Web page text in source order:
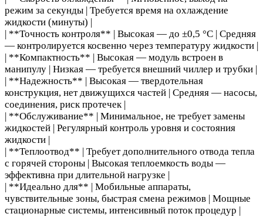
режим за секунды | Требуется время на охлаждение
жидкости (минуты) |
| **Точность контроля** | Высокая — до ±0,5 °C | Средняя
— контролируется косвенно через температуру жидкости |
| **Компактность** | Высокая — модуль встроен в
манипулу | Низкая — требуется внешний чиллер и трубки |
| **Надежность** | Высокая — твердотельная
конструкция, нет движущихся частей | Средняя — насосы,
соединения, риск протечек |
| **Обслуживание** | Минимальное, не требует замены
жидкостей | Регулярный контроль уровня и состояния
жидкости |
| **Теплоотвод** | Требует дополнительного отвода тепла
с горячей стороны | Высокая теплоемкость воды —
эффективна при длительной нагрузке |
| **Идеально для** | Мобильные аппараты,
чувствительные зоны, быстрая смена режимов | Мощные
стационарные системы, интенсивный поток процедур |